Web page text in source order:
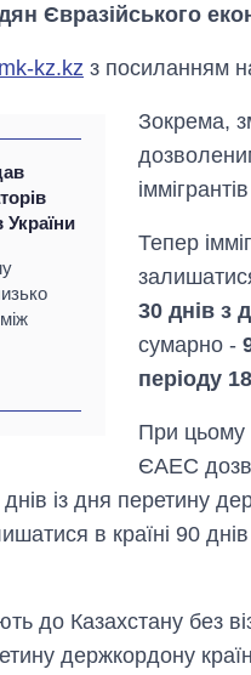
Євразійського
mk-kz.kz з посиланням
Зокрема,
Тепер
30 днів з
сумарно -
періоду
При цьому
ЄАЕС
із дня перетину
в країні 90
до Казахстану без
держкордону